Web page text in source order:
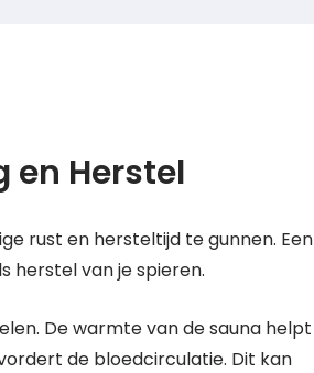
en Herstel
rust en hersteltijd te gunnen. Een
herstel van je spieren.
De warmte van de sauna helpt
de bloedcirculatie. Dit kan